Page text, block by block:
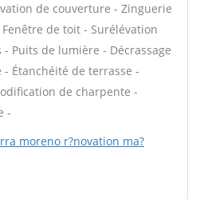
de couverture - Zinguerie
de toit - Surélévation
Puits de lumière - Décrassage
Étanchéité de terrasse -
de charpente -
-
moreno r?novation ma?